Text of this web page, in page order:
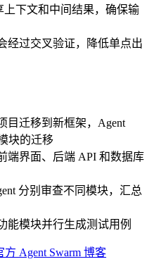
上下文和中间结果，确保输
经过交叉验证，降低单点出
目迁移到新框架，Agent
块的迁移
端界面、后端 API 和数据库
分别审查不同模块，汇总
能模块并行生成测试用例
方 Agent Swarm 博客